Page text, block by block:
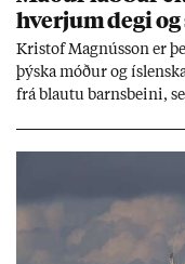
hverj­um degi
Kri­stof Magnús­son er
þýska móð­ur og
frá blautu barns­beini,